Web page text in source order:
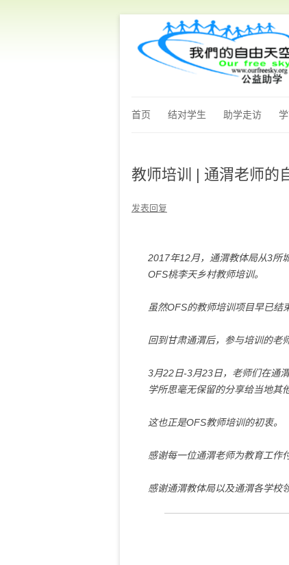
首页 结对学生 助学走访
教师培训 | 通渭老师的
发表回复
2017年12月，通渭教体局从3所
OFS桃李天乡村教师培训。
虽然OFS的教师培训项目早已结
回到甘肃通渭后，参与培训的老
3月22日-3月23日，老师们在通
学所思毫无保留的分享给当地其
这也正是OFS教师培训的初衷。
感谢每一位通渭老师为教育工作
感谢通渭教体局以及通渭各学校